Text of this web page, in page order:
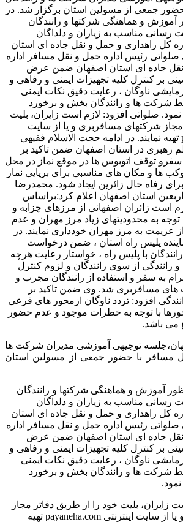
جمعی از مسولین استان برگزار شد. در
آموزش و هماهنگی شرکتها و رانندگان
مناسب به زیاران و دلداگان
کل راهداری و حمل و نقل جاده ای استان
رئیس اداره حمل و نقل مسافر اداره
جاده ای استان اصفهان ضمن عرض
بر کنترل کلیه تجهیزات ایمنی و رفاهی و
ناوگان ، رعایت دقیق نکات ایمنی
شرکت ها و رانندگان بخش و برخورد
نمود. صلواتی افزود: لازم است زایران، بلیت
مجاز شرکتهای مسافربری و یا از سایت
اینترنتی payaneha.com تهیه نمایند. در ادامه حجت الاسلام فقیهی
رهبری در استان اصفهان ضمن تاکید بر
توقف اتوبوس ها در موقع نماز در محل
ها و مکان های مناسبی برای برپایی نماز
رفاه حال زائرین ایجاد شود. محمدرضا
استان اصفهان اعلام کرد:براساس
است زائران اصفهانی از مرزهای چزابه و
توجه به محدودیتهای زیاد مرز مهران و عدم
عزیمت به مرز مهران خودداری نمایند. در
پلیس راه استان ، ضمن درخواست
با پلیس راه ، خواستار رعایت هرچه
و رانندگی از سوی رانندگان و لزوم کنترل
به سفر و استفاده از رانندگان مجرب و
مسافربری شد. وی ضمن تاکید بر
افزود: تردد ناوگان ازمحور های فرعی
با توجه به خطرات موجود و عدم حضور
می باشد.
توجیهی آموزشی مدیران شرکت ها
مسافر با حضور جمعی از مسولین استان
آموزش و هماهنگی شرکتها و رانندگان
مناسب به زیاران و دلداگان
کل راهداری و حمل و نقل جاده ای استان
رئیس اداره حمل و نقل مسافر اداره
جاده ای استان اصفهان ضمن عرض
بر کنترل کلیه تجهیزات ایمنی و رفاهی و
ناوگان ، رعایت دقیق نکات ایمنی
شرکت ها و رانندگان بخش و برخورد
زایران، بلیت خود را از طریق دفاتر مجاز
شرکتهای مسافربری و یا از سایت اینترنتی payaneha.com تهیه